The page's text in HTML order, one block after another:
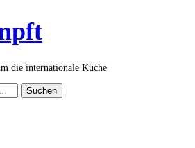
die internationale Küche